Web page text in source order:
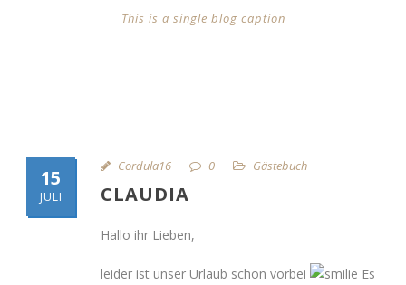
This is a single blog caption
15
JULI
Cordula16 0 Gästebuch
CLAUDIA
Hallo ihr Lieben,
leider ist unser Urlaub schon vorbei
Es